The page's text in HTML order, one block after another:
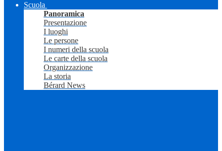
Scuola
Panoramica
Presentazione
I luoghi
Le persone
I numeri della scuola
Le carte della scuola
Organizzazione
La storia
Bérard News